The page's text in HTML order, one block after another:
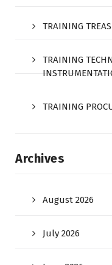
TRAINING
TRAINING
TRAINING
Archives
August 2026
July 2026